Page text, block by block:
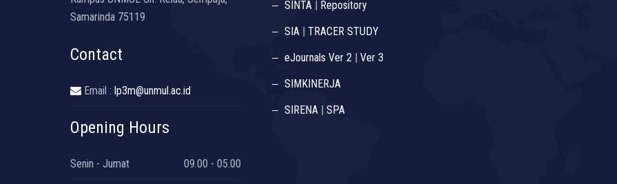
Samarinda 75119
Contact
Email : lp3m@unmul.ac.id
Opening Hours
Senin - Jumat 09.00 - 05.00
SINTA| Repository
SIA| TRACER STUDY
eJournals Ver 2 | Ver 3
SIMKINERJA
SIRENA| SPA